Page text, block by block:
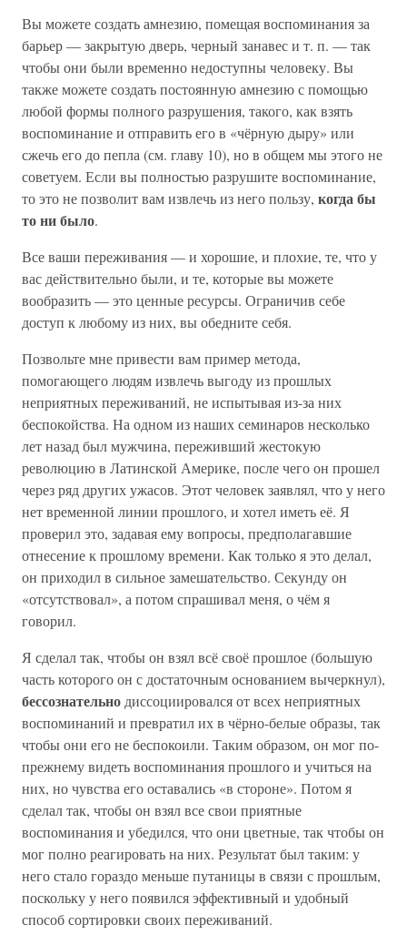
Вы можете создать амнезию, помещая воспоминания за
барьер — закрытую дверь, черный занавес и т. п. — так
чтобы они были временно недоступны человеку. Вы
также можете создать постоянную амнезию с помощью
любой формы полного разрушения, такого, как взять
воспоминание и отправить его в «чёрную дыру» или
сжечь его до пепла (см. главу 10), но в общем мы этого не
советуем. Если вы полностью разрушите воспоминание,
то это не позволит вам извлечь из него пользу, когда бы
то ни было.
Все ваши переживания — и хорошие, и плохие, те, что у
вас действительно были, и те, которые вы можете
вообразить — это ценные ресурсы. Ограничив себе
доступ к любому из них, вы обедните себя.
Позвольте мне привести вам пример метода,
помогающего людям извлечь выгоду из прошлых
неприятных переживаний, не испытывая из-за них
беспокойства. На одном из наших семинаров несколько
лет назад был мужчина, переживший жестокую
революцию в Латинской Америке, после чего он прошел
через ряд других ужасов. Этот человек заявлял, что у него
нет временной линии прошлого, и хотел иметь её. Я
проверил это, задавая ему вопросы, предполагавшие
отнесение к прошлому времени. Как только я это делал,
он приходил в сильное замешательство. Секунду он
«отсутствовал», а потом спрашивал меня, о чём я
говорил.
Я сделал так, чтобы он взял всё своё прошлое (большую
часть которого он с достаточным основанием вычеркнул),
бессознательно диссоциировался от всех неприятных
воспоминаний и превратил их в чёрно-белые образы, так
чтобы они его не беспокоили. Таким образом, он мог по-
прежнему видеть воспоминания прошлого и учиться на
них, но чувства его оставались «в стороне». Потом я
сделал так, чтобы он взял все свои приятные
воспоминания и убедился, что они цветные, так чтобы он
мог полно реагировать на них. Результат был таким: у
него стало гораздо меньше путаницы в связи с прошлым,
поскольку у него появился эффективный и удобный
способ сортировки своих переживаний.